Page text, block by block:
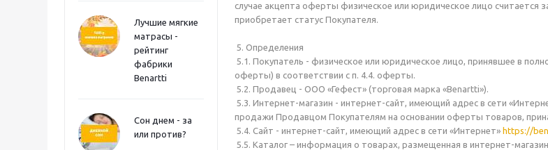
Лучшие мягкие
матрасы -
рейтинг
фабрики
Benartti
Сон днем - за
или против?
случае акцепта оферты физическое или юридическое лицо
приобретает статус Покупателя.
5. Определения
5.1. Покупатель - физическое или юридическое лицо, принявшее в
оферты) в соответствии с п. 4.4. оферты.
5.2. Продавец - ООО «Гефест» (торговая марка «Benartti»).
5.3. Интернет-магазин - интернет-сайт, имеющий адрес в сети
продажи Продавцом Покупателям на основании оферты товаров,
5.4. Сайт - интернет-сайт, имеющий адрес в сети «Интернет» https://
5.5. Каталог – информация о товарах, размещенная в интернет-